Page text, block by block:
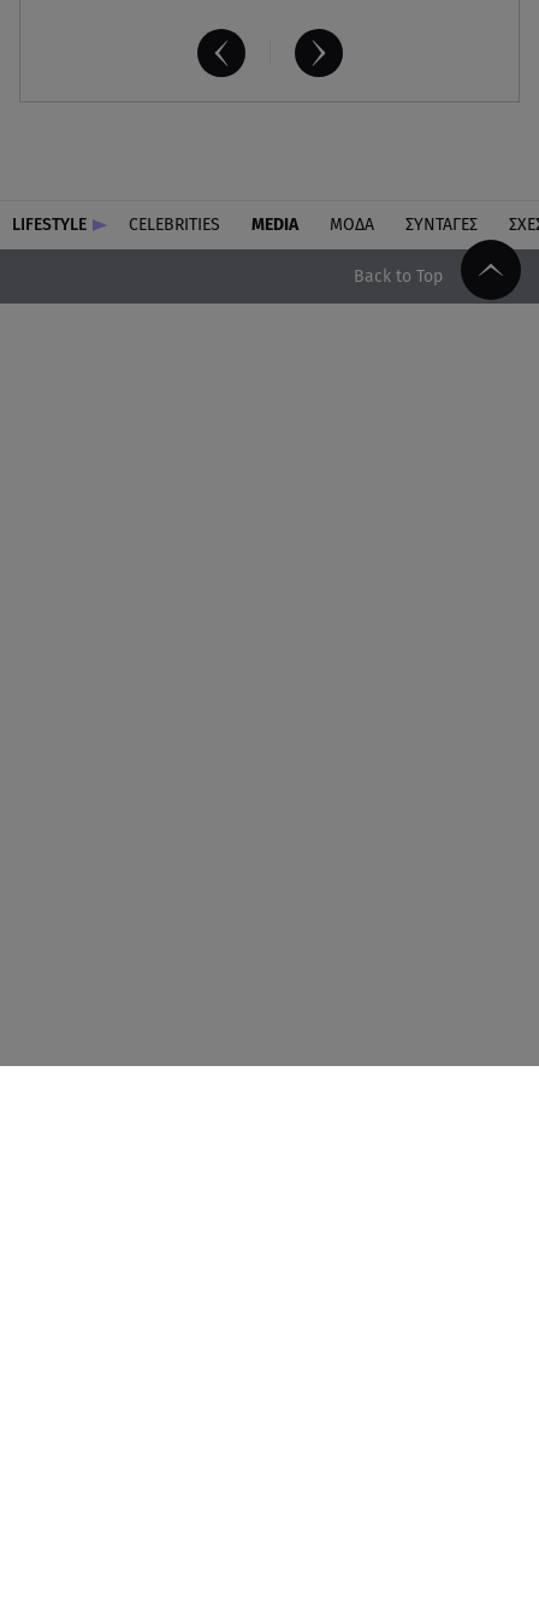
LIFESTYLE CELEBRITIES MEDIA ΜΟΔΑ ΣΥΝΤΑΓΕΣ
Back to Top